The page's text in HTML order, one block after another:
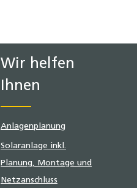
Wir helfen
Ihnen
Anlagenplanung
Solaranlage inkl.
Planung, Montage und
Netzanschluss